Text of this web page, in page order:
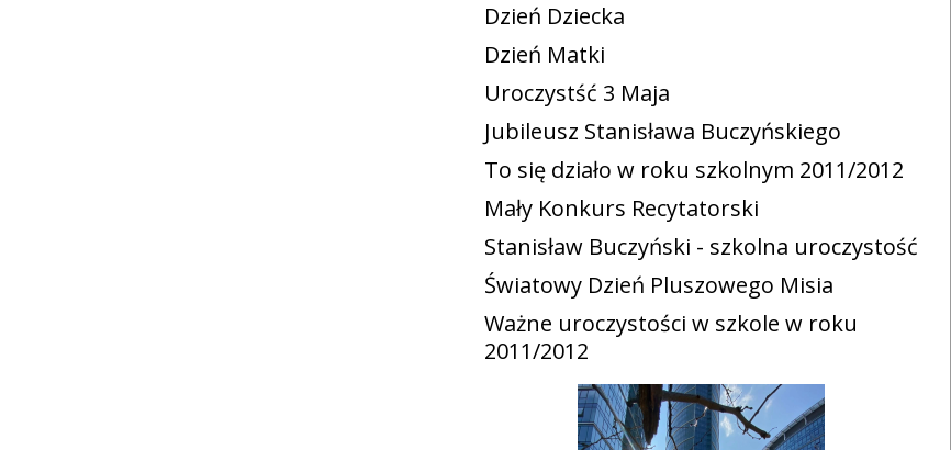
Dzień Dziecka
Dzień Matki
Uroczystść 3 Maja
Jubileusz Stanisława Buczyńskiego
To się działo w roku szkolnym 2011/2012
Mały Konkurs Recytatorski
Stanisław Buczyński - szkolna uroczystość
Światowy Dzień Pluszowego Misia
Ważne uroczystości w szkole w roku
2011/2012